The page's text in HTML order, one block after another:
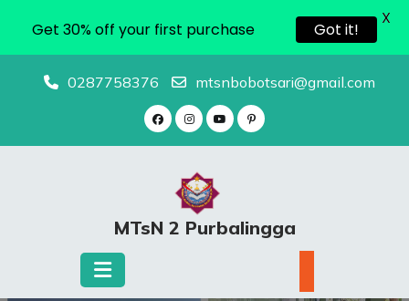
0287758376 mtsnbobotsari@gmail.com
MTsN 2 Purbalingga
Get 30% off your first purchase Got it!
X